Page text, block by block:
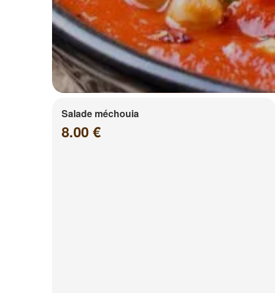
Salade méchouia
8.00 €